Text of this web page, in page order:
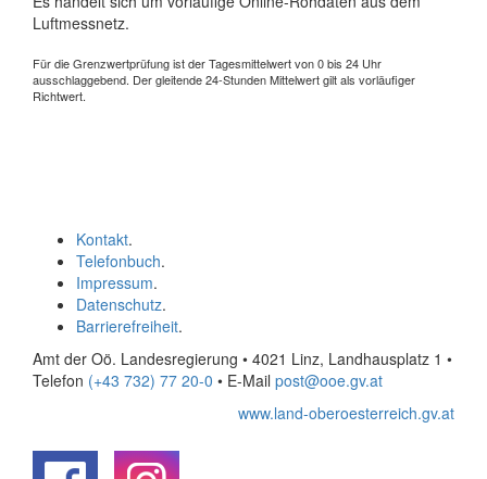
Luftmessnetz.
Für die Grenzwertprüfung ist der Tagesmittelwert von 0 bis 24 Uhr
ausschlaggebend. Der gleitende 24-Stunden Mittelwert gilt als vorläufiger
Richtwert.
Kontakt.
Telefonbuch.
Impressum.
Datenschutz.
Barrierefreiheit.
Amt der Oö. Landesregierung • 4021 Linz, Landhausplatz 1 •
Telefon (+43 732) 77 20-0 • E-Mail post@ooe.gv.at
www.land-oberoesterreich.gv.at